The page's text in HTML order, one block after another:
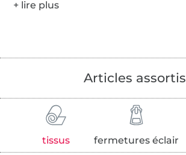
Articles assortis
tissus fermetures éclair